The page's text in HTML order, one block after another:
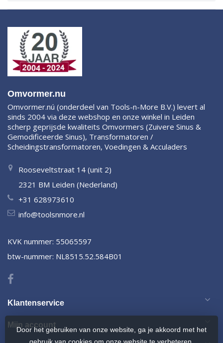
Omvormer.nu
Omvormer.nú (onderdeel van Tools-n-More B.V.) levert al
sinds 2004 via deze webshop en onze winkel in Leiden
scherp geprijsde kwaliteits Omvormers (Zuivere Sinus &
Gemodificeerde Sinus), Transformatoren /
Scheidingstransformatoren, Voedingen & Acculaders
Rooseveltstraat 14 (unit 2)
2321 BM Leiden (Nederland)
+31 628973610
info@toolsnmore.nl
KVK nummer: 55065597
btw-nummer: NL8515.52.584B01
Klantenservice
Mijn account
Door het gebruiken van onze website, ga je akkoord met het